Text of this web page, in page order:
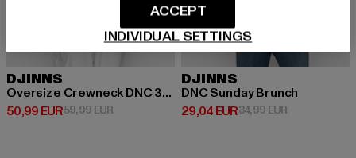
DJINNS
Oversize Crewneck DNC 30th
50,99 EUR
Derzeitiger Preis: 50,99 EUR
59,99 EURAktionspreis: 59,99 EUR
DJINNS
DNC Sunday Brunch
29,04 EUR
Derzeitiger Preis: 29,04 EUR
34,99 EURAktionspreis:
INDIVIDUAL SETTINGS
ACCEPT